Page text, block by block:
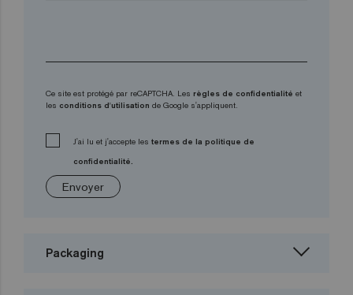
Ce site est protégé par reCAPTCHA. Les règles de confidentialité et
les conditions d'utilisation de Google s'appliquent.
J'ai lu et j'accepte les termes de la politique de
confidentialité.
Envoyer
Packaging